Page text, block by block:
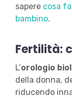
sapere cosa
bambino.
Fertilità:
L’orologio
della donna,
riducendo